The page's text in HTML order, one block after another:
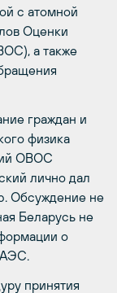
с атомной
Оценки
а также
граждан и
физика
ОВОС
лично дал
Обсуждение не
Беларусь не
о
АЭС.
принятия